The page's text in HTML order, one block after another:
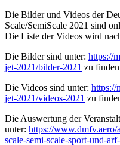
Die Bilder und Videos der
Scale/SemiScale 2021 sind
Die Liste der Videos wird
Die Bilder sind unter: https://
jet-2021/bilder-2021 zu
Die Videos sind unter: https://
jet-2021/videos-2021 zu
Die Auswertung der
unter: https://www.dmfv.aero/
scale-semi-scale-sport-und-